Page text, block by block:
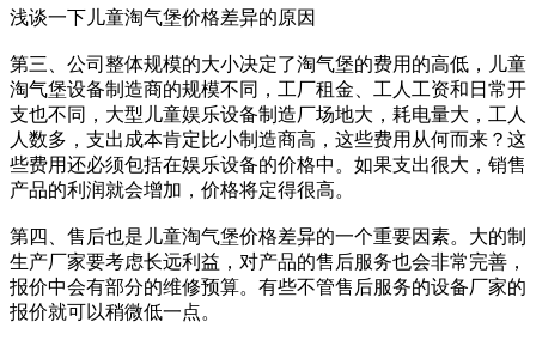
浅谈一下儿童淘气堡价格差异的原因
第三、公司整体规模的大小决定了淘气堡的费用的高低，儿童
淘气堡设备制造商的规模不同，工厂租金、工人工资和日常开
支也不同，大型儿童娱乐设备制造厂场地大，耗电量大，工人
人数多，支出成本肯定比小制造商高，这些费用从何而来？这
些费用还必须包括在娱乐设备的价格中。如果支出很大，销售
产品的利润就会增加，价格将定得很高。
第四、售后也是儿童淘气堡价格差异的一个重要因素。大的制
生产厂家要考虑长远利益，对产品的售后服务也会非常完善，
报价中会有部分的维修预算。有些不管售后服务的设备厂家的
报价就可以稍微低一点。